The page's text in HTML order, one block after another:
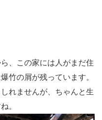
、この家には人がまだ住
竹の屑が残っています。
れませんが、ちゃんと生
。